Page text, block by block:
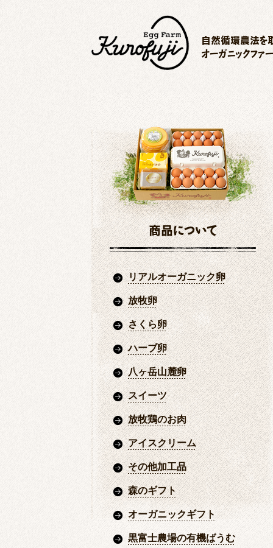
自然循環農法を
オーガニックファ
商品について
リアルオーガニック卵
放牧卵
さくら卵
ハーブ卵
八ヶ岳山麓卵
スイーツ
放牧鶏のお肉
アイスクリーム
その他加工品
森のギフト
オーガニックギフト
黒富士農場の有機ばうむ